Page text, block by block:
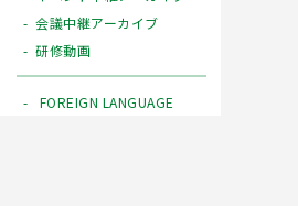
会議中継アーカイブ
研修動画
FOREIGN LANGUAGE